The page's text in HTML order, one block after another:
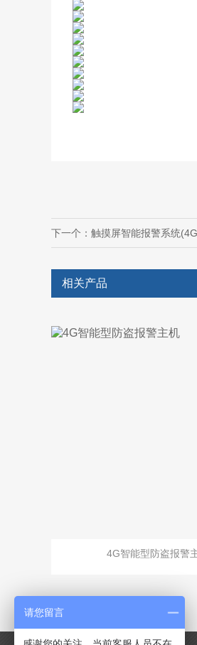
下一个： 触摸屏智能报警系统
相关产品
4G智能型防盗报警
请您留言